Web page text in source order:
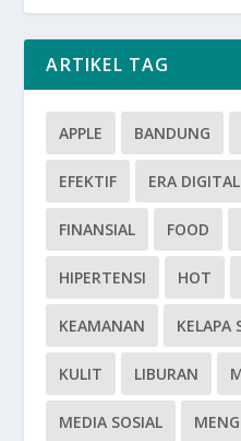
ARTIKEL TAG
APPLE BANDUNG
EFEKTIF ERA DIGITAL
FINANSIAL FOOD
HIPERTENSI HOT
KEAMANAN KELAPA
KULIT LIBURAN
MEDIA SOSIAL